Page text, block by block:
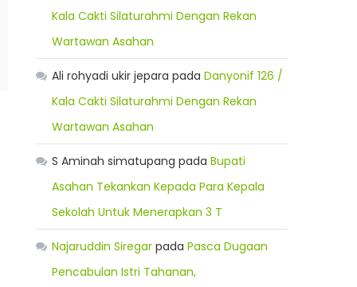
Kala Cakti Silaturahmi Dengan Rekan
Wartawan Asahan
Ali rohyadi ukir jepara padaDanyonif 126 /
Kala Cakti Silaturahmi Dengan Rekan
Wartawan Asahan
S Aminah simatupang padaBupati
Asahan Tekankan Kepada Para Kepala
Sekolah Untuk Menerapkan 3 T
Najaruddin Siregar padaPasca Dugaan
Pencabulan Istri Tahanan,